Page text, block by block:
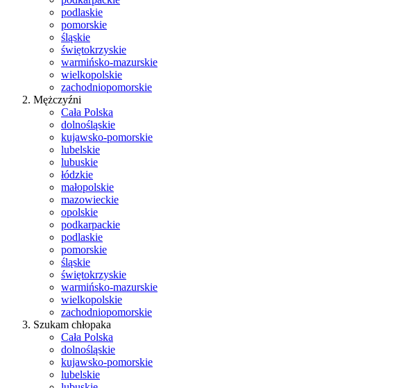
podlaskie
pomorskie
śląskie
świętokrzyskie
warmińsko-mazurskie
wielkopolskie
zachodniopomorskie
Mężczyźni
Cała Polska
dolnośląskie
kujawsko-pomorskie
lubelskie
lubuskie
łódzkie
małopolskie
mazowieckie
opolskie
podkarpackie
podlaskie
pomorskie
śląskie
świętokrzyskie
warmińsko-mazurskie
wielkopolskie
zachodniopomorskie
Szukam chłopaka
Cała Polska
dolnośląskie
kujawsko-pomorskie
lubelskie